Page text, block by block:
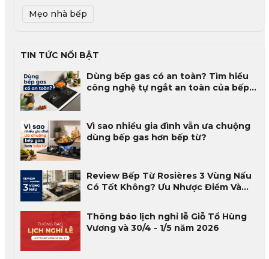
Mẹo nhà bếp
TIN TỨC NỔI BẬT
Dùng bếp gas có an toàn? Tìm hiểu
công nghệ tự ngắt an toàn của bếp
Vì sao nhiều gia đình vẫn ưa chuộng
dùng bếp gas hơn bếp từ?
Review Bếp Từ Rosières 3 Vùng Nấu
Có Tốt Không? Ưu Nhược Điểm Và
Thông báo lịch nghỉ lễ Giỗ Tổ Hùng
Vương và 30/4 - 1/5 năm 2026